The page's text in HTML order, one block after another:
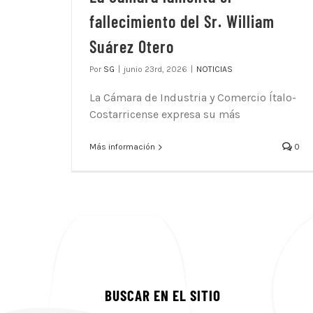
fallecimiento del Sr. William
Suárez Otero
Por SG junio 23rd, 2026 NOTICIAS
La Cámara de Industria y Comercio Ítalo-
Costarricense expresa su más
Más información 0
BUSCAR EN EL SITIO